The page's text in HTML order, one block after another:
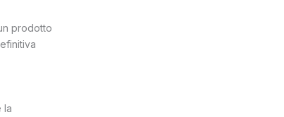
prodotto
la